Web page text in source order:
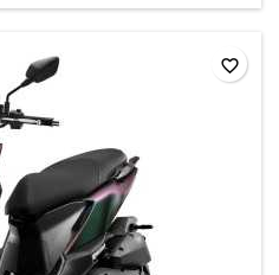
favorite_border